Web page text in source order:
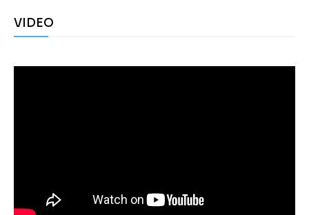
VIDEO